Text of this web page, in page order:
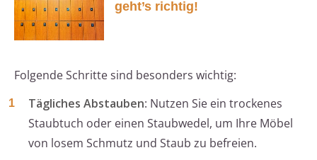
geht’s richtig!
Folgende Schritte sind besonders wichtig:
Tägliches Abstauben: Nutzen Sie ein trockenes
Staubtuch oder einen Staubwedel, um Ihre Möbel
von losem Schmutz und Staub zu befreien.